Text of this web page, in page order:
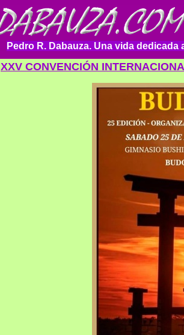
Pedro R. Dabauza. Una vida dedicada
XXV CONVENCIÓN